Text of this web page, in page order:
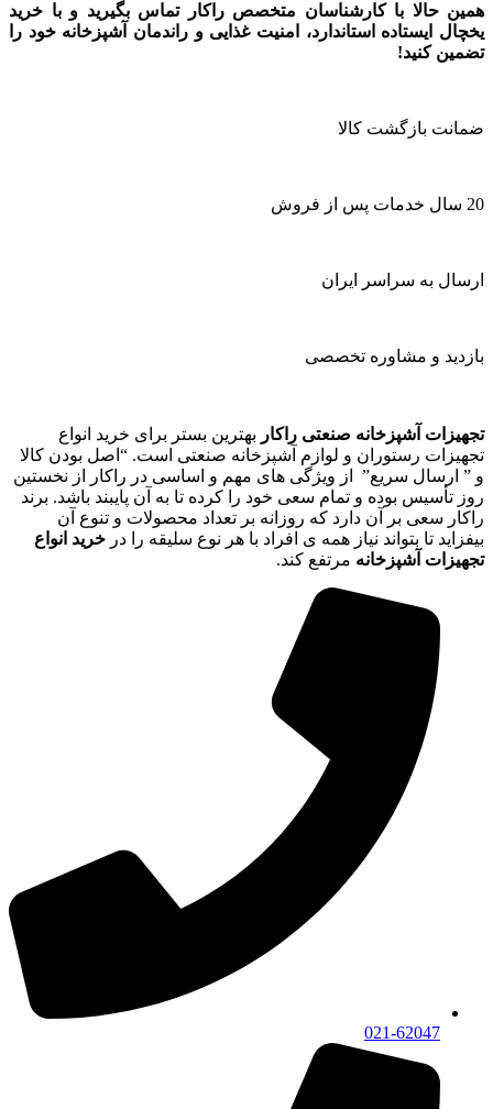
همین حالا با کارشناسان متخصص راکار تماس بگیرید و با خرید
یخچال ایستاده استاندارد، امنیت غذایی و راندمان آشپزخانه خود را
تضمین کنید!
ضمانت بازگشت کالا
20 سال خدمات پس از فروش
ارسال به سراسر ایران
بازدید و مشاوره تخصصی
تجهیزات آشپزخانه صنعتی راکار بهترین بستر برای خرید انواع
تجهیزات رستوران و لوازم آشپزخانه صنعتی است. “اصل بودن کالا
و ” ارسال سریع” از ویژگی های مهم و اساسی در راکار از نخستین
روز تأسیس بوده و تمام سعی خود را کرده تا به آن پایبند باشد. برند
راکار سعی بر آن دارد که روزانه بر تعداد محصولات و تنوع آن
بیفزاید تا بتواند نیاز همه ی افراد با هر نوع سلیقه را در خرید انواع
تجهیزات آشپزخانه مرتفع کند.
021-62047